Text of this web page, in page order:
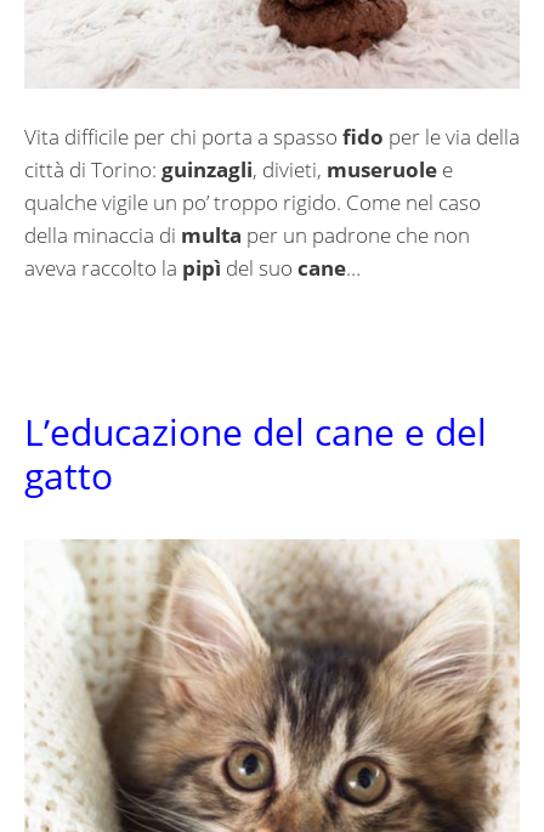
Vita difficile per chi porta a spasso fido per le via della
città di Torino: guinzagli, divieti, museruole e
qualche vigile un po’ troppo rigido. Come nel caso
della minaccia di multa per un padrone che non
aveva raccolto la pipì del suo cane…
L’educazione del cane e del
gatto